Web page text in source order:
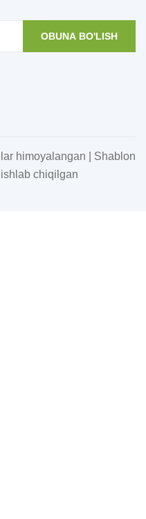
OBUNA BO'LISH
himoyalangan | Shablon
chiqilgan